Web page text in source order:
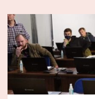
Неожиданный
Контакты
Люди родного края